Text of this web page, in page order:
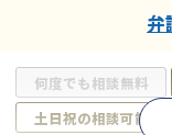
何度でも相談無料
土日祝の相談可能
弁